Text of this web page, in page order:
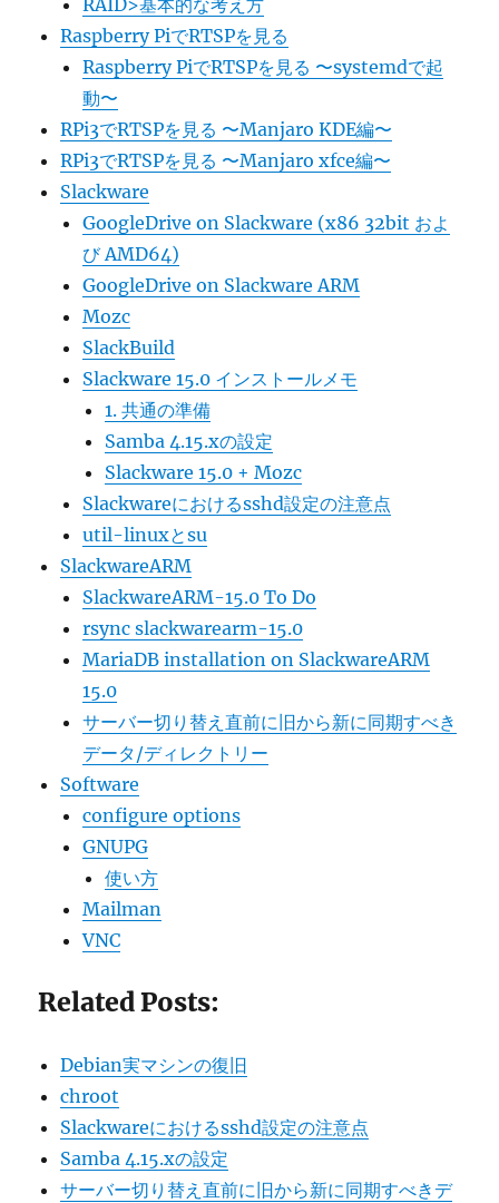
RAID>基本的な考え方
Raspberry PiでRTSPを見る
Raspberry PiでRTSPを見る 〜systemdで起
動〜
RPi3でRTSPを見る 〜Manjaro KDE編〜
RPi3でRTSPを見る 〜Manjaro xfce編〜
Slackware
GoogleDrive on Slackware (x86 32bit およ
び AMD64)
GoogleDrive on Slackware ARM
Mozc
SlackBuild
Slackware 15.0 インストールメモ
1. 共通の準備
Samba 4.15.xの設定
Slackware 15.0 + Mozc
Slackwareにおけるsshd設定の注意点
util-linuxとsu
SlackwareARM
SlackwareARM-15.0 To Do
rsync slackwarearm-15.0
MariaDB installation on SlackwareARM
15.0
サーバー切り替え直前に旧から新に同期すべき
データ/ディレクトリー
Software
configure options
GNUPG
使い方
Mailman
VNC
Related Posts:
Debian実マシンの復旧
chroot
Slackwareにおけるsshd設定の注意点
Samba 4.15.xの設定
サーバー切り替え直前に旧から新に同期すべきデ